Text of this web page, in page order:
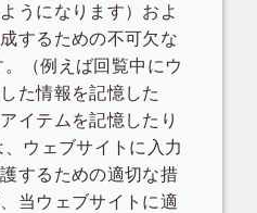
ムはありません
追加する
うになります）およ
するための不可欠な
（例えば回覧中にウ
た情報を記憶した
イテムを記憶したり
ウェブサイトに入力
するための適切な措
当ウェブサイトに適